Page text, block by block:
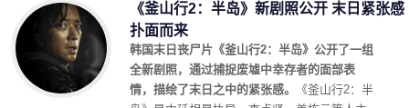
《釜山行2：半岛》新剧照公开 末日紧张感
扑面而来
韩国末日丧尸片《釜山行2：半岛》公开了一组
全新剧照，通过捕捉废墟中幸存者的面部表
情，描绘了末日之中的紧张感。
《釜山行2：半